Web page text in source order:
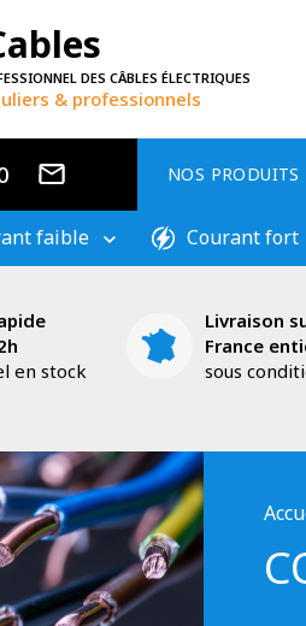
DES CÂBLES ÉLECTRIQUES
& professionnels
NOS PRODUITS
faible Courant fort
en stock
Livraison
France
sous